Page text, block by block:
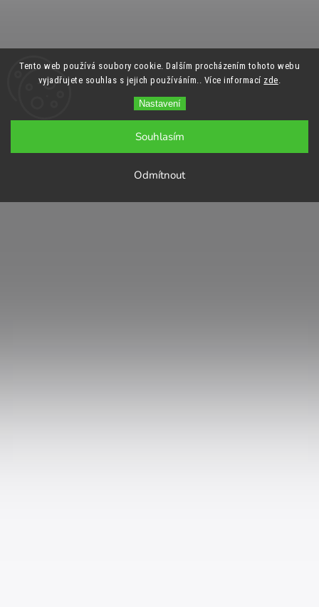
Tento web používá soubory cookie. Dalším procházením tohoto webu
vyjadřujete souhlas s jejich používáním.. Více informací zde
Nastavení
Odmítnout
Souhlasím